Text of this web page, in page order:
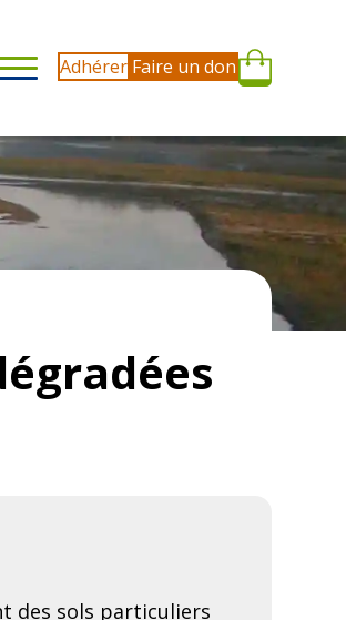
Adhérer Faire un don
des sols particuliers